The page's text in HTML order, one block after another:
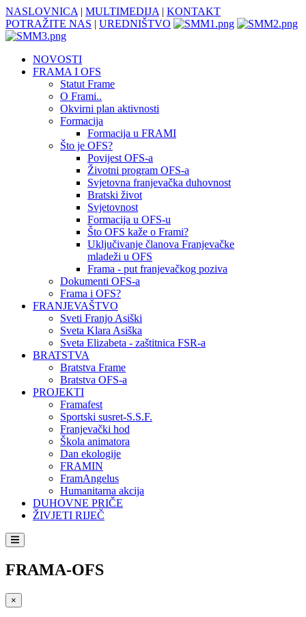
NASLOVNICA | MULTIMEDIJA | KONTAKT
POTRAŽITE NAS | UREDNIŠTVO
NOVOSTI
FRAMA I OFS
Statut Frame
O Frami..
Okvirni plan aktivnosti
Formacija
Formacija u FRAMI
Što je OFS?
Povijest OFS-a
Životni program OFS-a
Svjetovna franjevačka duhovnost
Bratski život
Svjetovnost
Formacija u OFS-u
Što OFS kaže o Frami?
Uključivanje članova Franjevačke
mladeži u OFS
Frama - put franjevačkog poziva
Dokumenti OFS-a
Frama i OFS?
FRANJEVAŠTVO
Sveti Franjo Asiški
Sveta Klara Asiška
Sveta Elizabeta - zaštitnica FSR-a
BRATSTVA
Bratstva Frame
Bratstva OFS-a
PROJEKTI
Framafest
Sportski susret-S.S.F.
Franjevački hod
Škola animatora
Dan ekologije
FRAMIN
FramAngelus
Humanitarna akcija
DUHOVNE PRIČE
ŽIVJETI RIJEČ
FRAMA-OFS
×